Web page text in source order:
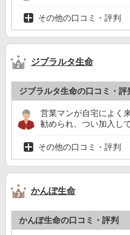
その他の口コミ・評判
ジブラルタ生命
ジブラルタ生命の口コミ・評
営業マンが自宅によく
勧められ、つい加入し
その他の口コミ・評判
かんぽ生命
かんぽ生命の口コミ・評判